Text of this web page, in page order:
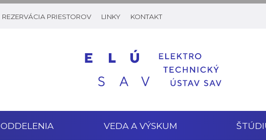
REZERVÁCIA PRIESTOROV LINKY KONTAKT
ODDELENIA VEDA A VÝSKUM